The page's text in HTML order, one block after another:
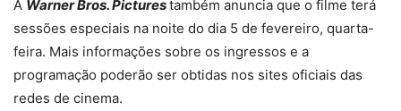
A Warner Bros. Picturestambém anuncia que o filme terá
sessões especiais na noite do dia 5 de fevereiro, quarta-
feira. Mais informações sobre os ingressos e a
programação poderão ser obtidas nos sites oficiais das
redes de cinema.